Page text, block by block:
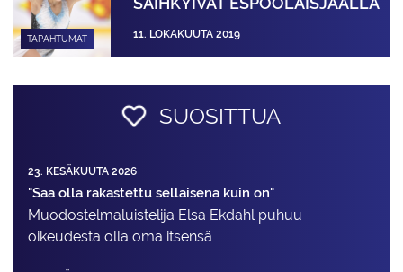
TAPAHTUMAT 11. LOKAKUUTA 2019
SUOSITTUA
23. KESÄKUUTA 2026
"Saa olla rakastettu sellaisena kuin on"
Muodostelma­luistelija Elsa Ekdahl puhuu
oikeudesta olla oma itsensä